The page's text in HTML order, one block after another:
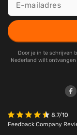
Door je in te schrijven
Nederland wilt
8.7/10
Feedback Company